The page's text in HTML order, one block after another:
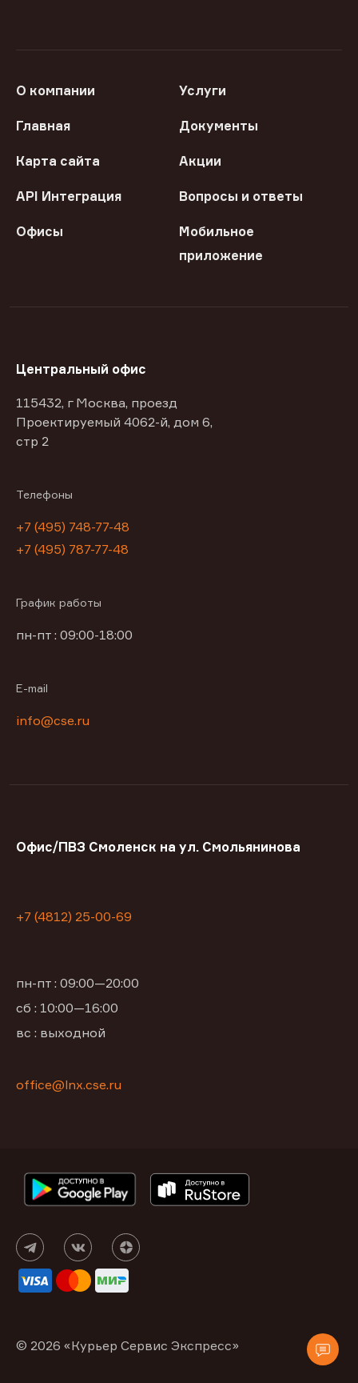
О компании Услуги
Главная Документы
Карта сайта Акции
API Интеграция Вопросы и ответы
Офисы
Мобильное
приложение
Центральный офис
115432, г Москва, проезд
Проектируемый 4062-й, дом 6,
стр 2
Телефоны
+7 (495) 748-77-48
+7 (495) 787-77-48
График работы
пн-пт : 09:00-18:00
E-mail
info@cse.ru
Офис/ПВЗ Смоленск на ул. Смольянинова
+7 (4812) 25-00-69
пн-пт : 09:00—20:00
сб : 10:00—16:00
вс : выходной
office@lnx.cse.ru
© 2026 «Курьер Сервис Экспресс»